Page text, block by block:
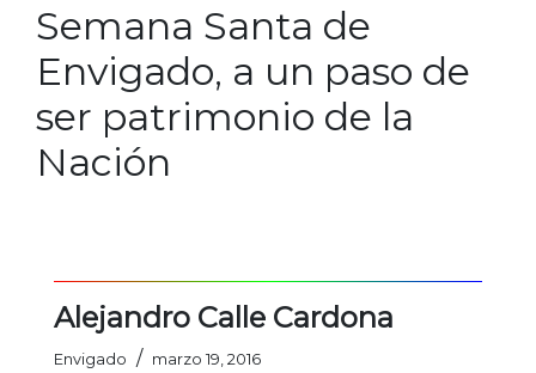
Semana Santa de
Envigado, a un paso de
ser patrimonio de la
Nación
Alejandro Calle Cardona
Envigado / marzo 19, 2016